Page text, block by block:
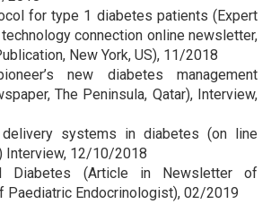
for type 1 diabetes patients (Expert
connection online newsletter,
New York, US), 11/2018
new diabetes management
The Peninsula, Qatar), Interview,
delivery systems in diabetes (on line
Interview, 12/10/2018
Diabetes (Article in Newsletter of
Paediatric Endocrinologist), 02/2019